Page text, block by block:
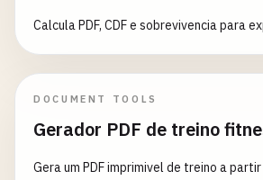
Calcula PDF, CDF e sobrevivencia para
DOCUMENT TOOLS
Gerador PDF de treino
Gera um PDF imprimivel de treino a partir